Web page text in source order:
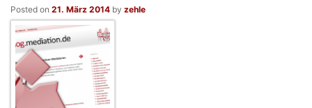
Posted on 21. März 2014 by zehle